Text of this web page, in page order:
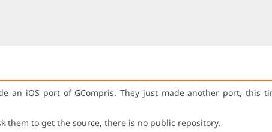
an iOS port of GCompris. They just made another port, this
them to get the source, there is no public repository.